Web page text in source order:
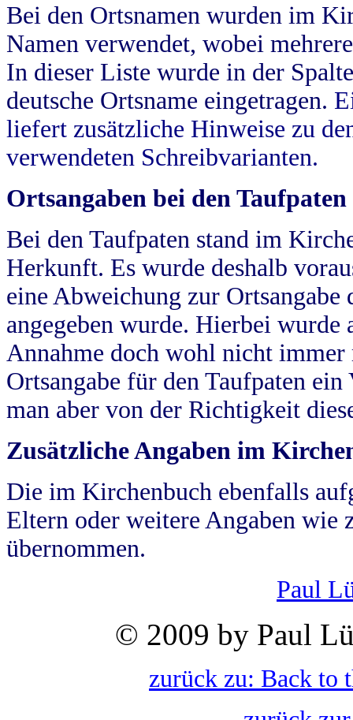
Bei den Ortsnamen wurden im
Namen verwendet, wobei
In dieser Liste wurde in der
deutsche Ortsname eingetragen.
liefert zusätzliche Hinweise zu
verwendeten Schreibvarianten.
Ortsangaben bei den Taufpaten
Bei den Taufpaten stand im
Herkunft. Es wurde deshalb
eine Abweichung zur
angegeben wurde. Hierbei wurde
Annahme doch wohl nicht
Ortsangabe für den Taufpaten
man aber von der Richtigkeit
Zusätzliche Angaben im
Die im Kirchenbuch ebenfalls
Eltern oder weitere Angaben wie
übernommen.
Paul
© 2009 by Paul
zurück zu: Back to